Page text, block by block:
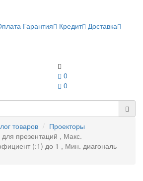
Гарантия Кредит Доставка
0
0
товаров
Проекторы
презентаций , Макс.
(:1) до 1 , Мин. диагональ